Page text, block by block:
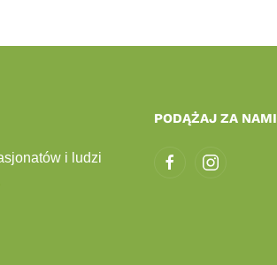
i ludzi
PODĄŻAJ ZA NAMI